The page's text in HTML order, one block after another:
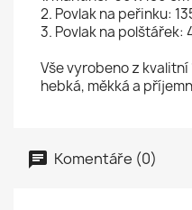
2. Povlak na peřinku:
3. Povlak na polštářek:
Vše vyrobeno z
hebká, měkká a
Komentáře (0)